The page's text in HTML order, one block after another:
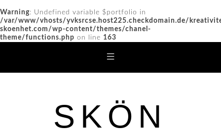
Warning: Undefined variable $portfolio in
/var/www/vhosts/yvksrcse.host225.checkdomain.de/
skoenhet.com/wp-content/themes/chanel-
theme/functions.php on line 163
SKÖN